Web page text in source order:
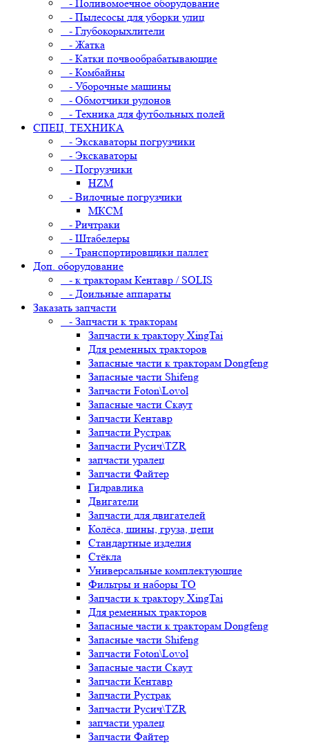
- Поливомоечное оборудование
- Пылесосы для уборки улиц
- Глубокорыхлители
- Жатка
- Катки почвообрабатывающие
- Комбайны
- Уборочные машины
- Обмотчики рулонов
- Техника для футбольных полей
СПЕЦ. ТЕХНИКА
- Экскаваторы погрузчики
- Экскаваторы
- Погрузчики
HZM
- Вилочные погрузчики
МКСМ
- Ричтраки
- Штабелеры
- Транспортировщики паллет
Доп. оборудование
- к тракторам Кентавр / SOLIS
- Доильные аппараты
Заказать запчасти
- Запчасти к тракторам
Запчасти к трактору XingTai
Для ременных тракторов
Запасные части к тракторам Dongfeng
Запасные части Shifeng
Запчасти Foton\Lovol
Запасные части Скаут
Запчасти Кентавр
Запчасти Рустрак
Запчасти Русич\TZR
запчасти уралец
Запчасти Файтер
Гидравлика
Двигатели
Запчасти для двигателей
Колёса, шины, груза, цепи
Стандартные изделия
Стёкла
Универсальные комплектующие
Фильтры и наборы ТО
Запчасти к трактору XingTai
Для ременных тракторов
Запасные части к тракторам Dongfeng
Запасные части Shifeng
Запчасти Foton\Lovol
Запасные части Скаут
Запчасти Кентавр
Запчасти Рустрак
Запчасти Русич\TZR
запчасти уралец
Запчасти Файтер